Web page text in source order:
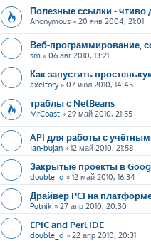
Полезные ссылки - чтиво
Anonymous » 20 янв 2004, 21:01
Веб-программирование,
sm » 06 авг 2010, 13:21
Как запустить
axeltory» 07 июл 2010, 14:45
траблы с NetBeans
MrCoast » 29 май 2010, 21:55
API для работы с
Jan-bujan » 12 май 2010, 21:58
Закрытые проекты в
double_d » 12 май 2010, 16:34
Драйвер PCI на
Putnik » 27 апр 2010, 20:30
EPIC and Perl IDE
double_d » 22 апр 2010, 20:31